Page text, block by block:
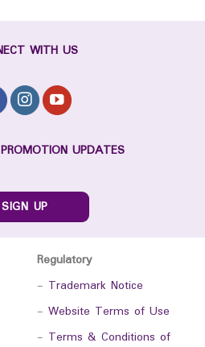
WITH US
UPDATES
SIGN UP
Regulatory
- Trademark Notice
- Website Terms of Use
- Terms & Conditions of